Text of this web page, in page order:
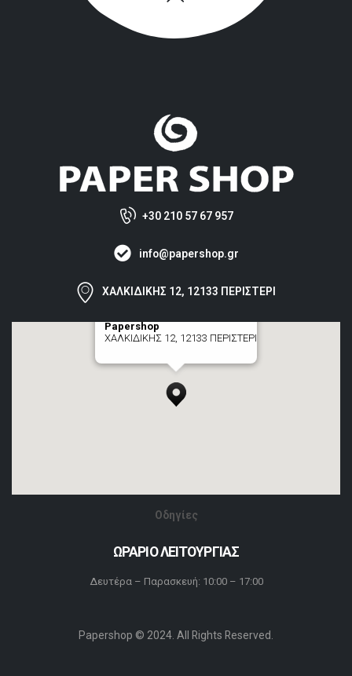
+30 210 57 67 957
info@papershop.gr
ΧΑΛΚΙΔΙΚΗΣ 12, 12133 ΠΕΡΙΣΤΕΡΙ
Papershop
ΧΑΛΚΙΔΙΚΗΣ 12, 12133 ΠΕΡΙΣΤΕΡΙ
Οδηγίες
ΩΡΑΡΙΟ ΛΕΙΤΟΥΡΓΙΑΣ
Δευτέρα – Παρασκευή: 10:00 – 17:00
Papershop © 2024. All Rights Reserved.